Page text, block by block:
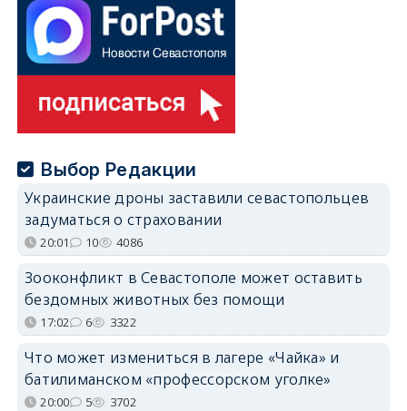
Выбор Редакции
Украинские дроны заставили севастопольцев
задуматься о страховании
20:01 10 4086
Зооконфликт в Севастополе может оставить
бездомных животных без помощи
17:02 6 3322
Что может измениться в лагере «Чайка» и
батилиманском «профессорском уголке»
20:00 5 3702